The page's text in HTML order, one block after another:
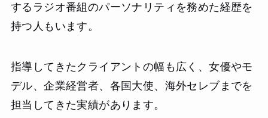
するラジオ番組のパーソナリティを務めた経歴を
持つ人もいます。
指導してきたクライアントの幅も広く、女優やモ
デル、企業経営者、各国大使、海外セレブまでを
担当してきた実績があります。